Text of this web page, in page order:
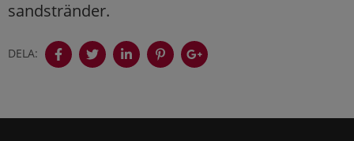
sandstränder.
DELA: